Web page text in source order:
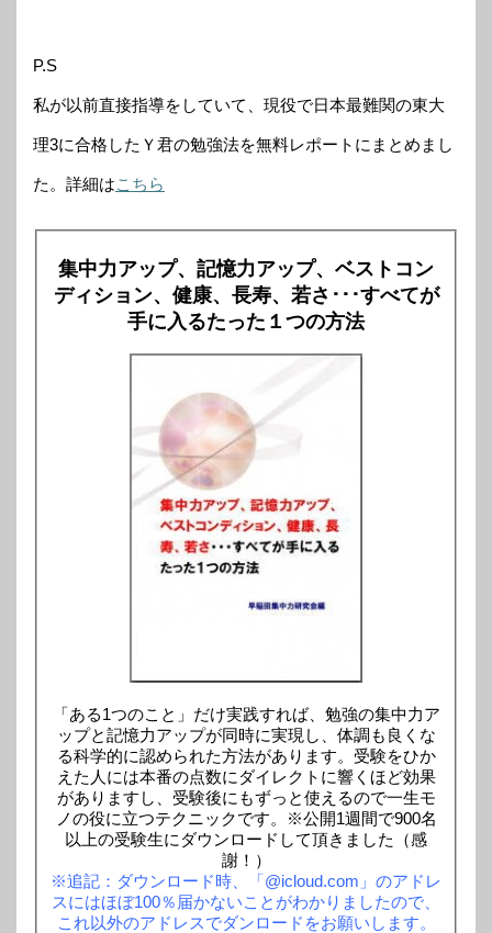
P.S
私が以前直接指導をしていて、現役で日本最難関の東大
理3に合格したＹ君の勉強法を無料レポートにまとめまし
た。詳細はこちら
集中力アップ、記憶力アップ、ベストコン
ディション、健康、長寿、若さ･･･すべてが
手に入るたった１つの方法
「ある1つのこと」だけ実践すれば、勉強の集中力ア
ップと記憶力アップが同時に実現し、体調も良くな
る科学的に認められた方法があります。受験をひか
えた人には本番の点数にダイレクトに響くほど効果
がありますし、受験後にもずっと使えるので一生モ
ノの役に立つテクニックです。※公開1週間で900名
以上の受験生にダウンロードして頂きました（感
謝！）
※追記：ダウンロード時、「@icloud.com」のアドレ
スにはほぼ100％届かないことがわかりましたので、
これ以外のアドレスでダンロードをお願いします。